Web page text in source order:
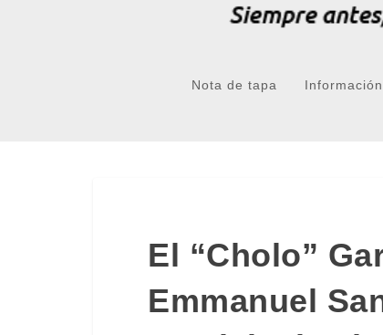
Nota de tapa
El “Cholo”
Emmanuel